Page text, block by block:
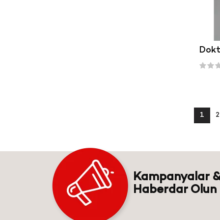
1 2
Kampanyalar
Haberdar Olun